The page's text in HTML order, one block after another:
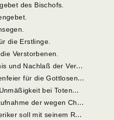
des Bischofs.
die Erstlinge.
Verstorbenen.
X
LII. Gedächtnis und Nachlaß der Verstorbenen.
X
LIII. Eine Totenfeier für die Gottlosen ist nutzlos.
X
LIV. Von der Unmäßigkeit bei Totenmahlen.
X
LV. Von der Aufnahme der wegen Christus Verfolgten.
X
LVI. Jeder Kleriker soll mit seinem Range zufrieden sein und die Ordnung Christi nicht stören oder ein höheres Amt in der Kirche sich anmaßen.